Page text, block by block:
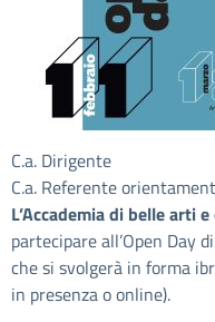
C.a. Dirigente
C.a. Referente
L’Accademia di belle arti
partecipare all’Open Day
che si svolgerà in forma
in presenza o online).